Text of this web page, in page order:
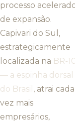
processo
de expansão.
Capivari do Sul,
estrategicamente
localizada na BR-
— a espinha dorsal
do Brasil , atrai cada
vez mais
empresários,